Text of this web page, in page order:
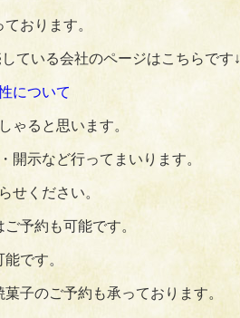
おります。
ている会社のページはこちらです↓
について
ゃると思います。
開示など行ってまいります。
せください。
予約も可能です。
です。
子のご予約も承っております。